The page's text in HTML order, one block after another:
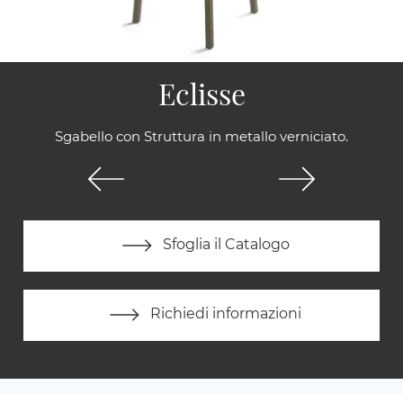
Sgabello con Struttura in metallo verniciato.
Sfoglia il Catalogo
Richiedi informazioni
Eclisse